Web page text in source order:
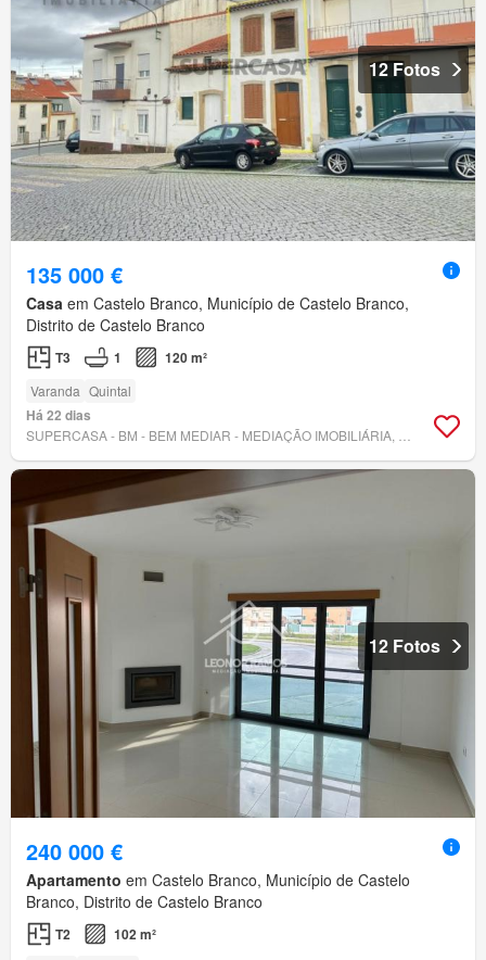
12 Fotos
135 000 €
Casa em Castelo Branco, Município de Castelo Branco,
Distrito de Castelo Branco
T3 1 120 m²
Varanda Quintal
Há 22 dias
12 Fotos
240 000 €
Apartamento em Castelo Branco, Município de Castelo
Branco, Distrito de Castelo Branco
T2 102 m²